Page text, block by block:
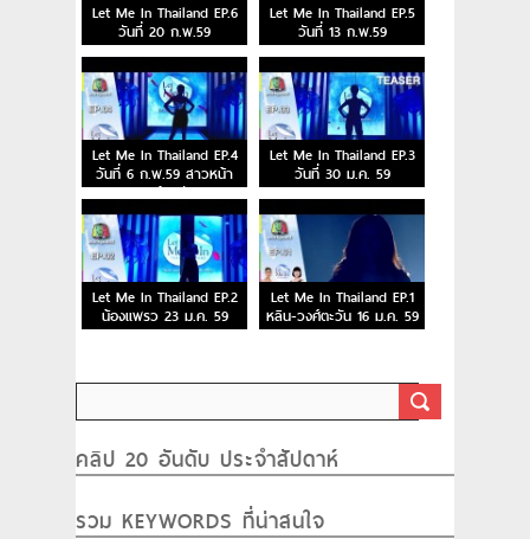
Let Me In Thailand EP.6
วันที่ 20 ก.พ.59
Let Me In Thailand EP.5
วันที่ 13 ก.พ.59
Let Me In Thailand EP.4
วันที่ 6 ก.พ.59 สาวหน้า
ยาวผู้อาภัพ
Let Me In Thailand EP.3
วันที่ 30 ม.ค. 59
Let Me In Thailand EP.2
น้องแพรว 23 ม.ค. 59
Let Me In Thailand EP.1
หลิน-วงศ์ตะวัน 16 ม.ค. 59
คลิป 20 อันดับ ประจำสัปดาห์
รวม KEYWORDS ที่น่าสนใจ